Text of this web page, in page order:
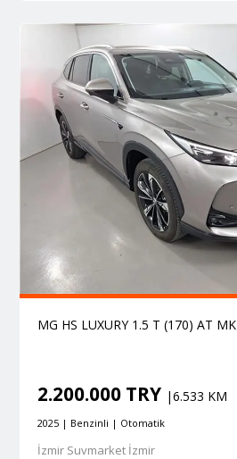
MG HS LUXURY 1.5 T (170) AT MK
2.200.000 TRY |6.533 KM
2025 | Benzinli | Otomatik
İzmir Suvmarket İzmir